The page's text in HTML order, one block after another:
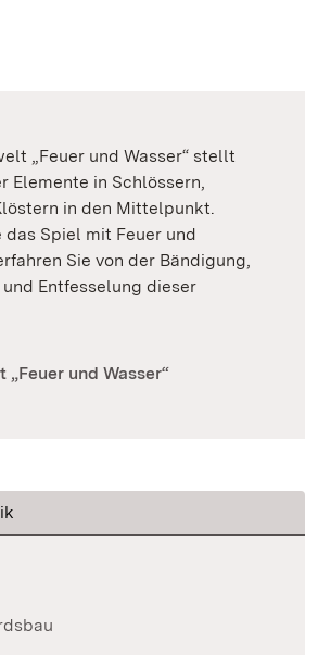
„Feuer und Wasser“ stellt
Elemente in Schlössern,
in den Mittelpunkt.
das Spiel mit Feuer und
Sie von der Bändigung,
Entfesselung dieser
„Feuer und Wasser“